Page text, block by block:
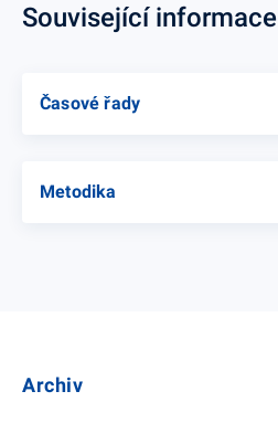
Související informace
Časové řady
Metodika
Archiv